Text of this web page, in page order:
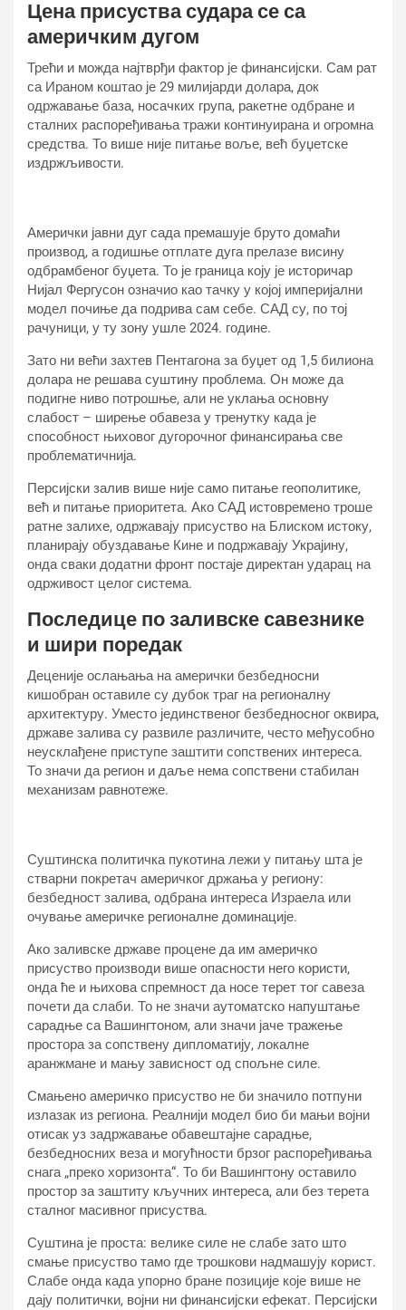
Цена присуства судара се са
америчким дугом
Трећи и можда најтврђи фактор је финансијски. Сам рат
са Ираном коштао је 29 милијарди долара, док
одржавање база, носачких група, ракетне одбране и
сталних распоређивања тражи континуирана и огромна
средства. То више није питање воље, већ буџетске
издржљивости.
Амерички јавни дуг сада премашује бруто домаћи
производ, а годишње отплате дуга прелазе висину
одбрамбеног буџета. То је граница коју је историчар
Нијал Фергусон означио као тачку у којој империјални
модел почиње да подрива сам себе. САД су, по тој
рачуници, у ту зону ушле 2024. године.
Зато ни већи захтев Пентагона за буџет од 1,5 билиона
долара не решава суштину проблема. Он може да
подигне ниво потрошње, али не уклања основну
слабост – ширење обавеза у тренутку када је
способност њиховог дугорочног финансирања све
проблематичнија.
Персијски залив више није само питање геополитике,
већ и питање приоритета. Ако САД истовремено троше
ратне залихе, одржавају присуство на Блиском истоку,
планирају обуздавање Кине и подржавају Украјину,
онда сваки додатни фронт постаје директан ударац на
одрживост целог система.
Последице по заливске савезнике
и шири поредак
Деценије ослањања на амерички безбедносни
кишобран оставиле су дубок траг на регионалну
архитектуру. Уместо јединственог безбедносног оквира,
државе залива су развиле различите, често међусобно
неусклађене приступе заштити сопствених интереса.
То значи да регион и даље нема сопствени стабилан
механизам равнотеже.
Суштинска политичка пукотина лежи у питању шта је
стварни покретач америчког држања у региону:
безбедност залива, одбрана интереса Израела или
очување америчке регионалне доминације.
Ако заливске државе процене да им америчко
присуство производи више опасности него користи,
онда ће и њихова спремност да носе терет тог савеза
почети да слаби. То не значи аутоматско напуштање
сарадње са Вашингтоном, али значи јаче тражење
простора за сопствену дипломатију, локалне
аранжмане и мању зависност од спољне силе.
Смањено америчко присуство не би значило потпуни
излазак из региона. Реалнији модел био би мањи војни
отисак уз задржавање обавештајне сарадње,
безбедносних веза и могућности брзог распоређивања
снага „преко хоризонта“. То би Вашингтону оставило
простор за заштиту кључних интереса, али без терета
сталног масивног присуства.
Суштина је проста: велике силе не слабе зато што
смање присуство тамо где трошкови надмашују корист.
Слабе онда када упорно бране позиције које више не
дају политички, војни ни финансијски ефекат. Персијски